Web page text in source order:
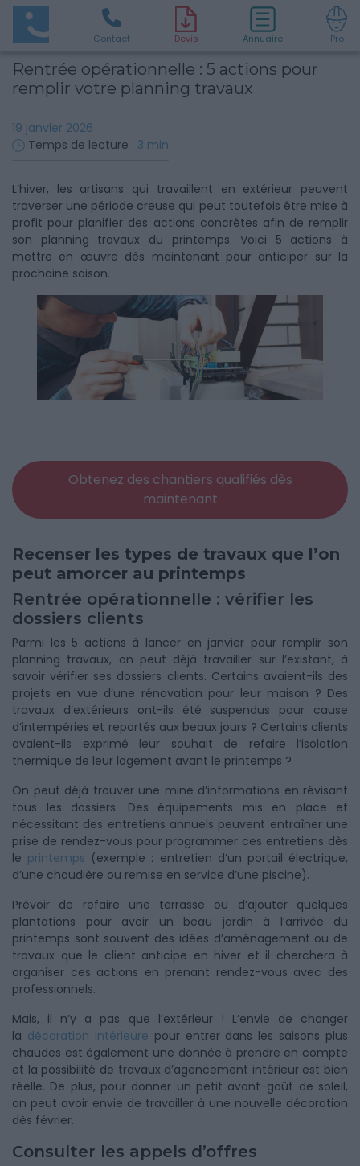
Contact Devis Annuaire Pro
Rentrée opérationnelle : 5 actions pour
remplir votre planning travaux
19 janvier 2026
Temps de lecture : 3 min
L’hiver, les artisans qui travaillent en extérieur peuvent
traverser une période creuse qui peut toutefois être mise à
profit pour planifier des actions concrètes afin de remplir
son planning travaux du printemps. Voici 5 actions à
mettre en œuvre dès maintenant pour anticiper sur la
prochaine saison.
Obtenez des chantiers qualifiés dès
maintenant
Recenser les types de travaux que l’on
peut amorcer au printemps
Rentrée opérationnelle : vérifier les
dossiers clients
Parmi les 5 actions à lancer en janvier pour remplir son
planning travaux, on peut déjà travailler sur l’existant, à
savoir vérifier ses dossiers clients. Certains avaient-ils des
projets en vue d’une rénovation pour leur maison ? Des
travaux d’extérieurs ont-ils été suspendus pour cause
d’intempéries et reportés aux beaux jours ? Certains clients
avaient-ils exprimé leur souhait de refaire l’isolation
thermique de leur logement avant le printemps ?
On peut déjà trouver une mine d’informations en révisant
tous les dossiers. Des équipements mis en place et
nécessitant des entretiens annuels peuvent entraîner une
prise de rendez-vous pour programmer ces entretiens dès
le printemps (exemple : entretien d’un portail électrique,
d’une chaudière ou remise en service d’une piscine).
Prévoir de refaire une terrasse ou d’ajouter quelques
plantations pour avoir un beau jardin à l’arrivée du
printemps sont souvent des idées d’aménagement ou de
travaux que le client anticipe en hiver et il cherchera à
organiser ces actions en prenant rendez-vous avec des
professionnels.
Mais, il n’y a pas que l’extérieur ! L’envie de changer
la décoration intérieure pour entrer dans les saisons plus
chaudes est également une donnée à prendre en compte
et la possibilité de travaux d’agencement intérieur est bien
réelle. De plus, pour donner un petit avant-goût de soleil,
on peut avoir envie de travailler à une nouvelle décoration
dès février.
Consulter les appels d’offres